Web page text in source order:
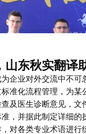
东秋实翻译
企业对外交流中不
准化流程管理，为
及医生诊断意见，
，并据此制定详细的
对各类专业术语进